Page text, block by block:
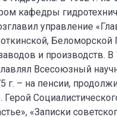
кафедры
управление
Беломорской
и производств. В
Всесоюзный
г. – на пенсии,
«Записки